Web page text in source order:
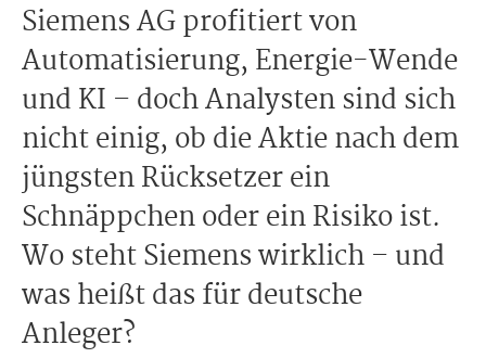
Siemens AG profitiert von
Automatisierung, Energie-Wende
und KI – doch Analysten sind sich
nicht einig, ob die Aktie nach dem
jüngsten Rücksetzer ein
Schnäppchen oder ein Risiko ist.
Wo steht Siemens wirklich – und
was heißt das für deutsche
Anleger?